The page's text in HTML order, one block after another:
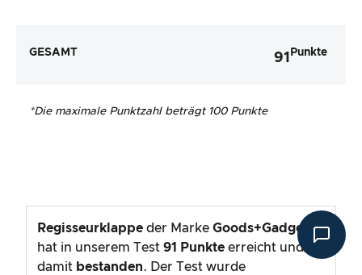
GESAMT 91 Punkte
*Die maximale Punktzahl beträgt 100 Punkte
Regisseurklappeder MarkeGoods+Gadgets®
hat in unserem Test 91 Punkteerreicht und
damit bestanden. Der Test wurde